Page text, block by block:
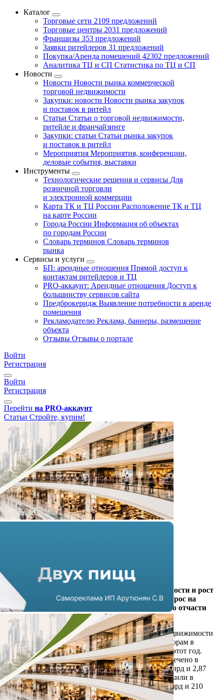
Каталог
Торговые сети 2109 предложений
Торговые центры 2031 предложений
Франшизы 353 предложений
Заявки ритейлеров 31 предложений
Покупка/Аренда помещений 42302 предложений
Аналитика ТЦ и СП Статистика по ТЦ и СП
Новости
Новости Новости рынка коммерческой
торговой недвижимости
Закупки: новости Новости рынка закупок
и поставок в ритейл
Статьи Статьи о торговой недвижимости,
ритейле и франчайзинге
Закупки: статьи Статьи рынка закупок
и поставок в ритейл
Мероприятия Мероприятия, конференции,
деловые события, выставки
Инструменты
Технологические решения и сервисы Для
розничной торговли
и электронной коммерции
Карта ТК и ТЦ России Расположение ТК и ТЦ
на карте России
Города России Информация об объектах
по городам России
Словарь терминов Словарь терминов
рынка
Сервисы и услуги
БП: арендные отношения Прямой доступ к
контактам ритейлеров и ТЦ
PRO-аккаунт: Арендные отношения Доступ к
большинству сервисов сайта
Предброкеридж Выявление потребности в аренде
помещения
Рекламодателю Реклама, баннеры, размещение
объекта
Отзывы Отзывы о портале
Войти
Регистрация
Войти
Регистрация
Перейти на PRO-аккаунт
Статьи Стройте, купим!
Несмотря на снижение потребительской активности и рост
цен на импорт, в Москве и Санкт-Петербурге спрос на
коммерческую недвижимость только растет, что отчасти
будет характерно и для регионов.
Девелоперы и риелторы в сфере коммерческой недвижимости
констатировали рекорды роста по некоторым секторам в
прошлом году и делают позитивные прогнозы на этот год.
Больше всего инвестиций в 2013 году было привлечено в
качественные торговые и офисные активы (2,93 млрд и 2,87
млрд долларов соответственно), чуть меньше вложили в
складскую и гостиничную недвижимость (1,54 млрд и 210
млн долларов соответственно).